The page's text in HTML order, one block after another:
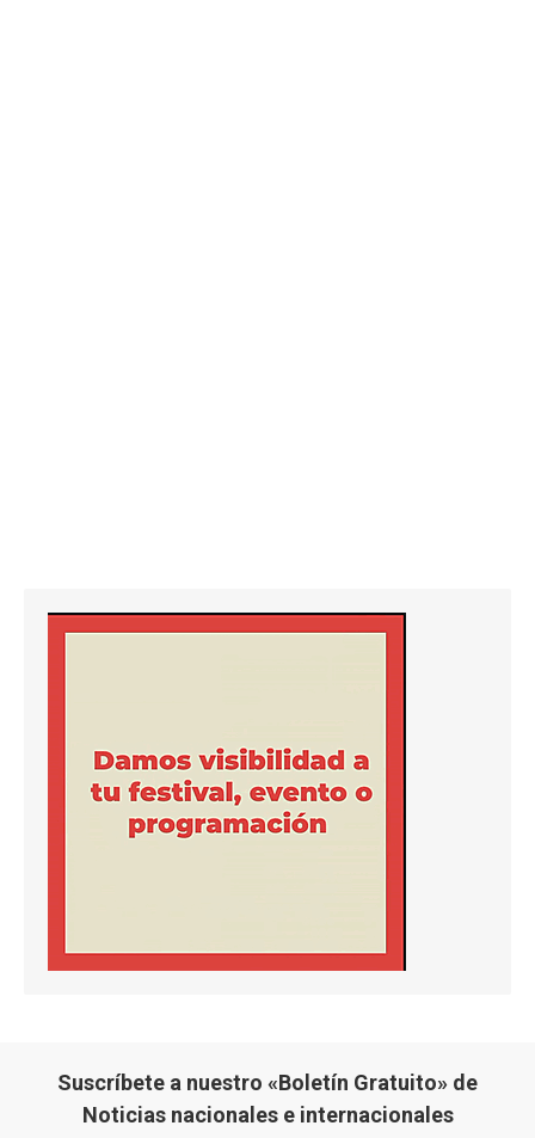
Suscríbete a nuestro «Boletín Gratuito» de
Noticias nacionales e internacionales